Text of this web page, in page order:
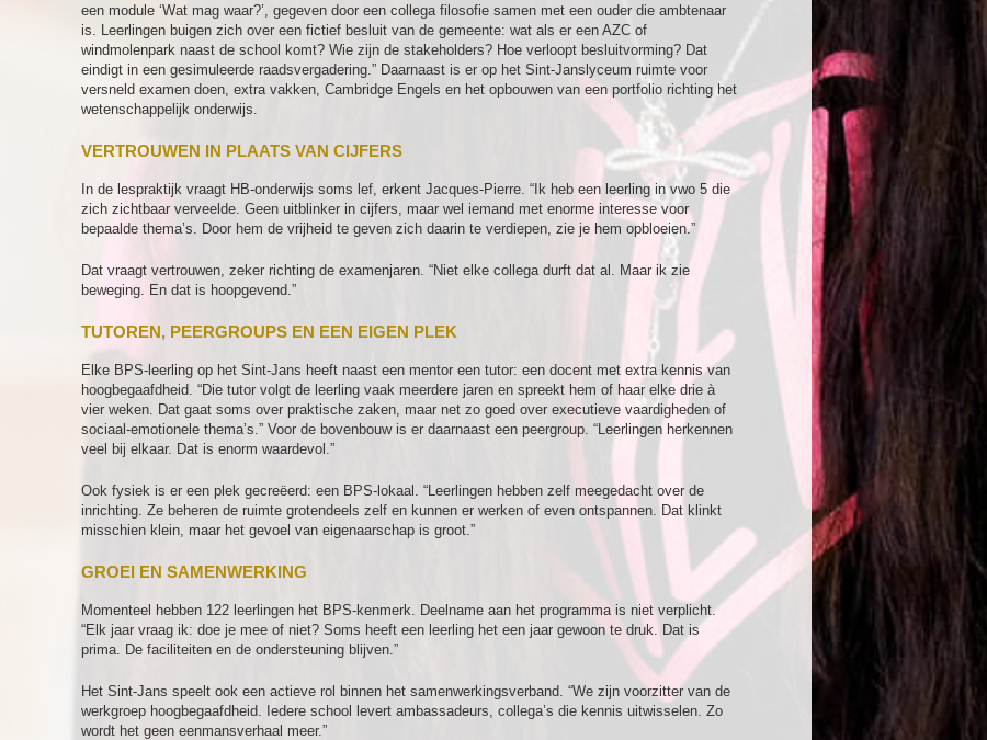
een module ‘Wat mag waar?’, gegeven door een collega filosofie samen met een ouder die ambtenaar
is. Leerlingen buigen zich over een fictief besluit van de gemeente: wat als er een AZC of
windmolenpark naast de school komt? Wie zijn de stakeholders? Hoe verloopt besluitvorming? Dat
eindigt in een gesimuleerde raadsvergadering.” Daarnaast is er op het Sint-Janslyceum ruimte voor
versneld examen doen, extra vakken, Cambridge Engels en het opbouwen van een portfolio richting het
wetenschappelijk onderwijs.
VERTROUWEN IN PLAATS VAN CIJFERS
In de lespraktijk vraagt HB-onderwijs soms lef, erkent Jacques-Pierre. “Ik heb een leerling in vwo 5 die
zich zichtbaar verveelde. Geen uitblinker in cijfers, maar wel iemand met enorme interesse voor
bepaalde thema’s. Door hem de vrijheid te geven zich daarin te verdiepen, zie je hem opbloeien.”
Dat vraagt vertrouwen, zeker richting de examenjaren. “Niet elke collega durft dat al. Maar ik zie
beweging. En dat is hoopgevend.”
TUTOREN, PEERGROUPS EN EEN EIGEN PLEK
Elke BPS-leerling op het Sint-Jans heeft naast een mentor een tutor: een docent met extra kennis van
hoogbegaafdheid. “Die tutor volgt de leerling vaak meerdere jaren en spreekt hem of haar elke drie à
vier weken. Dat gaat soms over praktische zaken, maar net zo goed over executieve vaardigheden of
sociaal-emotionele thema’s.” Voor de bovenbouw is er daarnaast een peergroup. “Leerlingen herkennen
veel bij elkaar. Dat is enorm waardevol.”
Ook fysiek is er een plek gecreëerd: een BPS-lokaal. “Leerlingen hebben zelf meegedacht over de
inrichting. Ze beheren de ruimte grotendeels zelf en kunnen er werken of even ontspannen. Dat klinkt
misschien klein, maar het gevoel van eigenaarschap is groot.”
GROEI EN SAMENWERKING
Momenteel hebben 122 leerlingen het BPS-kenmerk. Deelname aan het programma is niet verplicht.
“Elk jaar vraag ik: doe je mee of niet? Soms heeft een leerling het een jaar gewoon te druk. Dat is
prima. De faciliteiten en de ondersteuning blijven.”
Het Sint-Jans speelt ook een actieve rol binnen het samenwerkingsverband. “We zijn voorzitter van de
werkgroep hoogbegaafdheid. Iedere school levert ambassadeurs, collega’s die kennis uitwisselen. Zo
wordt het geen eenmansverhaal meer.”